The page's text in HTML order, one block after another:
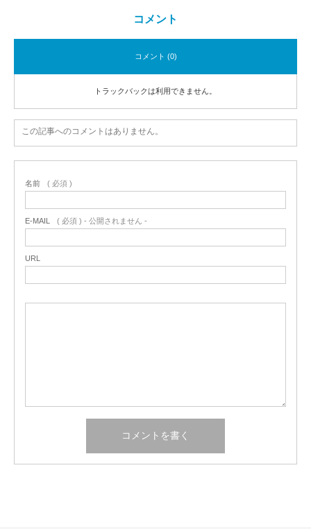
コメント
コメント (0)
トラックバックは利用できません。
この記事へのコメントはありません。
名前 ( 必須 )
E-MAIL ( 必須 ) - 公開されません -
URL